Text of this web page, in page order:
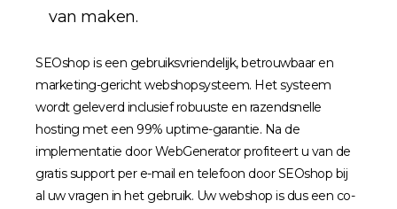
van maken.
SEOshop is een gebruiksvriendelijk, betrouwbaar en
marketing-gericht webshopsysteem. Het systeem
wordt geleverd inclusief robuuste en razendsnelle
hosting met een 99% uptime-garantie. Na de
implementatie door WebGenerator profiteert u van de
gratis support per e-mail en telefoon door SEOshop bij
al uw vragen in het gebruik. Uw webshop is dus een co-